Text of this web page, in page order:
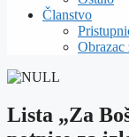
Članstvo
Lista „Za